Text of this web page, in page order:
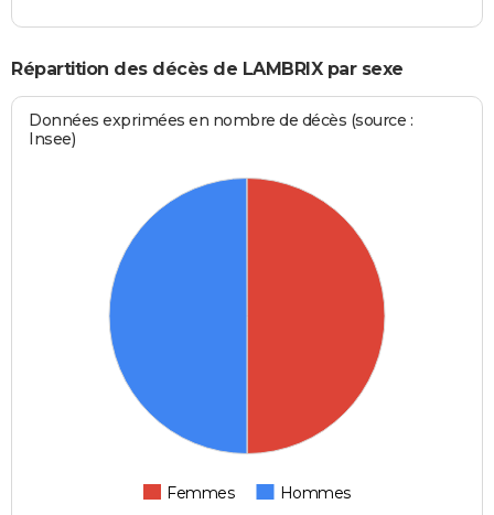
Répartition des décès de LAMBRIX par sexe
Données exprimées en nombre de décès (source :
Insee)
Femmes Hommes